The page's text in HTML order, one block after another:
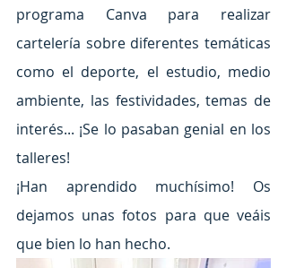
programa Canva para realizar
cartelería sobre diferentes temáticas
como el deporte, el estudio, medio
ambiente, las festividades, temas de
interés... ¡Se lo pasaban genial en los
talleres!
¡Han aprendido muchísimo! Os
dejamos unas fotos para que veáis
que bien lo han hecho.